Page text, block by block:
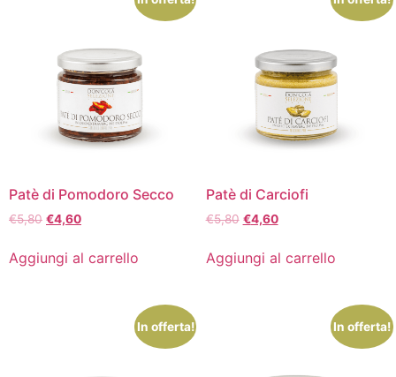
Patè di Pomodoro Secco
€5,80 €4,60
Aggiungi al carrello
Patè di Carciofi
€5,80 €4,60
Aggiungi al carrello
In offerta! In offerta!